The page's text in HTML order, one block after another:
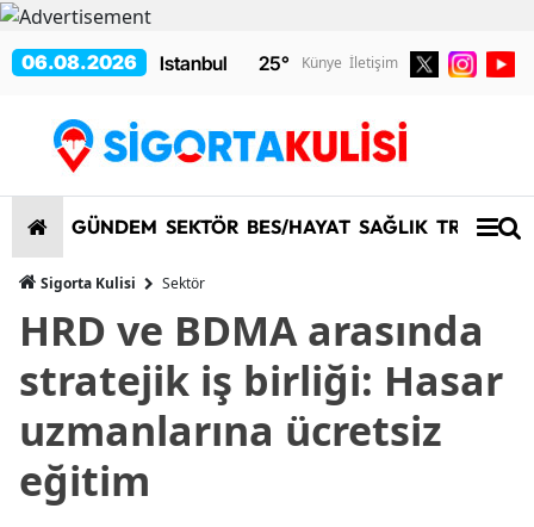
06.08.2026 25° Künye İletişim
GÜNDEM SEKTÖR BES/HAYAT SAĞLIK TRAFİK/
Sigorta Kulisi Sektör
HRD ve BDMA arasında
stratejik iş birliği: Hasar
uzmanlarına ücretsiz
eğitim